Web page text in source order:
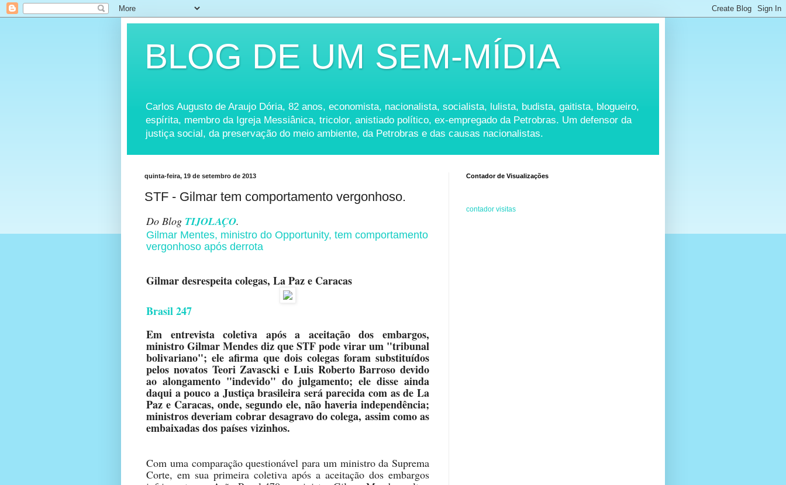
BLOG DE UM SEM-MÍDIA
Carlos Augusto de Araujo Dória, 82 anos, economista, nacionalista, socialista, lulista, budista, gaitista, blogueiro,
espírita, membro da Igreja Messiânica, tricolor, anistiado político, ex-empregado da Petrobras. Um defensor da
justiça social, da preservação do meio ambiente, da Petrobras e das causas nacionalistas.
quinta-feira, 19 de setembro de 2013
STF - Gilmar tem comportamento vergonhoso.
Do Blog TIJOLAÇO.
Gilmar Mentes, ministro do Opportunity, tem comportamento
vergonhoso após derrota
Gilmar desrespeita colegas, La Paz e Caracas
Brasil 247
Em entrevista coletiva após a aceitação dos embargos,
ministro Gilmar Mendes diz que STF pode virar um "tribunal
bolivariano"; ele afirma que dois colegas foram substituídos
pelos novatos Teori Zavascki e Luis Roberto Barroso devido
ao alongamento "indevido" do julgamento; ele disse ainda
daqui a pouco a Justiça brasileira será parecida com as de La
Paz e Caracas, onde, segundo ele, não haveria independência;
ministros deveriam cobrar desagravo do colega, assim como as
embaixadas dos países vizinhos.
Com uma comparação questionável para um ministro da Suprema
Corte, em sua primeira coletiva após a aceitação dos embargos
Contador de Visualizações
contador visitas